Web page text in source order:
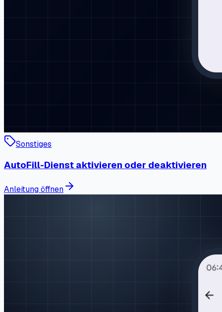
Sonstiges
AutoFill-Dienst aktivieren oder deaktivieren
Anleitung öffnen